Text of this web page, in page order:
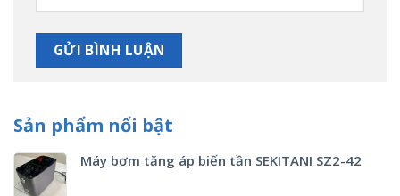
Sản phẩm nổi bật
Máy bơm tăng áp biến tần SEKITANI SZ2-42